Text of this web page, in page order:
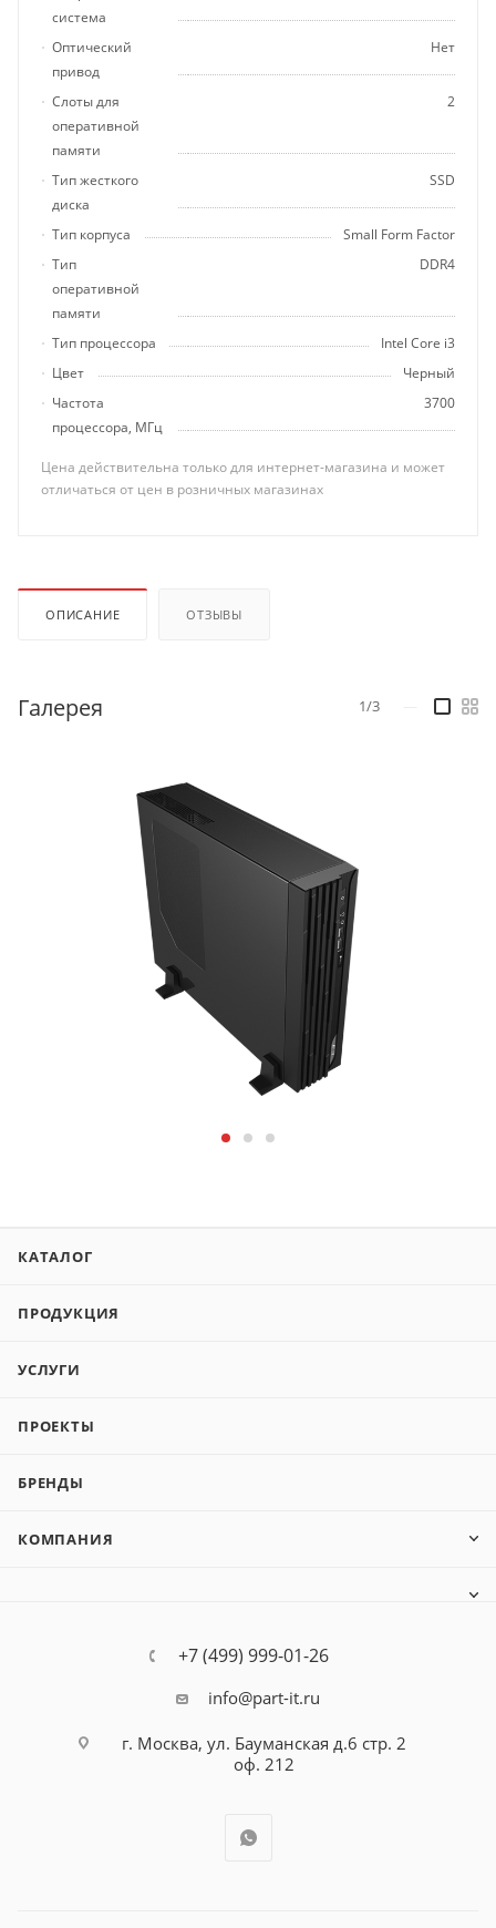
система
Оптический
привод
Нет
Слоты для
оперативной
памяти
2
Тип жесткого
диска
SSD
Тип корпуса
Small Form Factor
Тип
оперативной
памяти
DDR4
Тип процессора
Intel Core i3
Цвет
Черный
Частота
процессора, МГц
3700
Цена действительна только для интернет-магазина и может
отличаться от цен в розничных магазинах
ОПИСАНИЕ ОТЗЫВЫ
Галерея 1/3
КАТАЛОГ
ПРОДУКЦИЯ
УСЛУГИ
ПРОЕКТЫ
БРЕНДЫ
КОМПАНИЯ
+7 (499) 999-01-26
info@part-it.ru
г. Москва, ул. Бауманская д.6 стр. 2
оф. 212